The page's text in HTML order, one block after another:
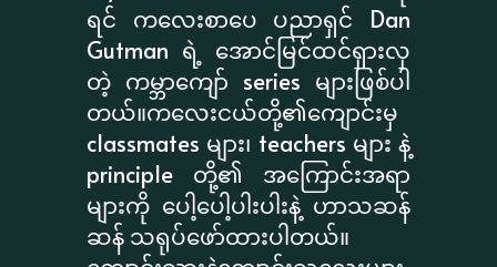
ရင် ကလေးစာပေ ပညာရှင် Dan
Gutman ရဲ့ အောင်မြင်ထင်ရှားလှ
တဲ့ ကမ္ဘာကျော် series များဖြစ်ပါ
တယ်။ကလေးငယ်တို့၏ကျောင်းမှ
classmates များ၊ teachers များ နဲ့
principle တို့၏ အကြောင်းအရာ
များကို ပေါ့ပေါ့ပါးပါးနဲ့ ဟာသဆန်
ဆန် သရုပ်ဖော်ထားပါတယ်။